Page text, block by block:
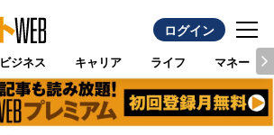
ログイン
ビジネス キャリア ライフ マネー